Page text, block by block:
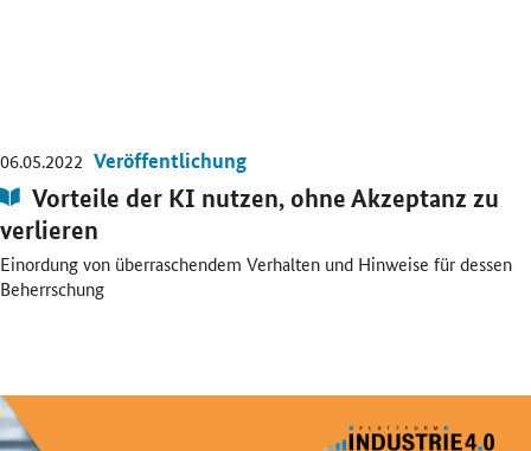
06.05.2022 Veröffentlichung
Publikation:
Vorteile der KI nutzen, ohne Akzeptanz zu
verlieren
Einordung von überraschendem Verhalten und Hinweise für dessen
Beherrschung
Öffnet PDF "Technologieszenario "Künstliche Intelligenz in der